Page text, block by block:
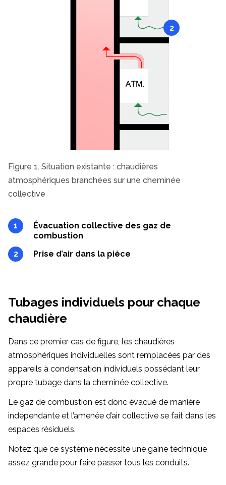
2
Figure 1. Situation existante : chaudières
atmosphériques branchées sur une cheminée
collective
Évacuation collective des gaz de
combustion
Prise d’air dans la pièce
Tubages individuels pour chaque
chaudière
Dans ce premier cas de figure, les chaudières
atmosphériques individuelles sont remplacées par des
appareils à condensation individuels possédant leur
propre tubage dans la cheminée collective.
Le gaz de combustion est donc évacué de manière
indépendante et l’amenée d’air collective se fait dans les
espaces résiduels.
Notez que ce système nécessite une gaine technique
assez grande pour faire passer tous les conduits.